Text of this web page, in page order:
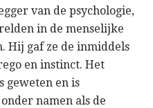
van de psychologie,
in de menselijke
Hij gaf ze de inmiddels
en instinct. Het
geweten en is
namen als de